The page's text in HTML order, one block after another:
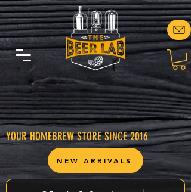
YOUR HOMEBREW STORE SINCE 2016
NEW ARRIVALS